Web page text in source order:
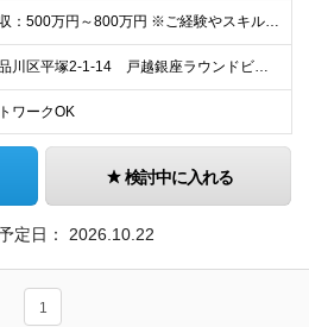
想定年収：500万円～800万円 ※ご経験やスキルに応じて決定します。 ※上記想定年収はあくまでも目安の金額であり、 選考を通じて上下する可能性があります。
東京都品川区平塚2-1-14 戸越銀座ラウンドビル ※ポジションにより異なる可能性があります。
ワークOK
検討中に入れる
定日： 2026.10.22
1